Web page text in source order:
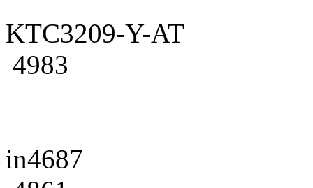
KTC3209-Y-AT
4983
in4687